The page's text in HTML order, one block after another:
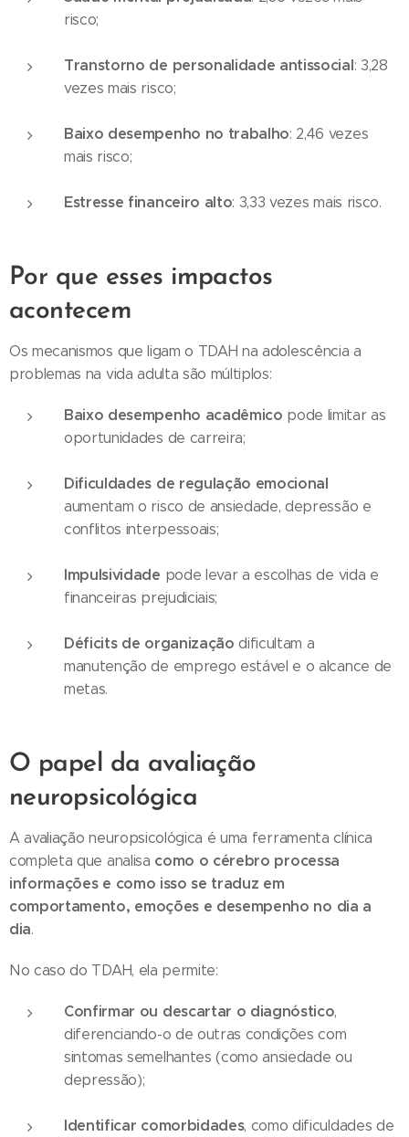
risco;
Transtorno de personalidade antissocial: 3,28
vezes mais risco;
Baixo desempenho no trabalho: 2,46 vezes
mais risco;
Estresse financeiro alto: 3,33 vezes mais risco.
Por que esses impactos
acontecem
Os mecanismos que ligam o TDAH na adolescência a
problemas na vida adulta são múltiplos:
Baixo desempenho acadêmico pode limitar as
oportunidades de carreira;
Dificuldades de regulação emocional
aumentam o risco de ansiedade, depressão e
conflitos interpessoais;
Impulsividade pode levar a escolhas de vida e
financeiras prejudiciais;
Déficits de organização dificultam a
manutenção de emprego estável e o alcance de
metas.
O papel da avaliação
neuropsicológica
A avaliação neuropsicológica é uma ferramenta clínica
completa que analisa como o cérebro processa
informações e como isso se traduz em
comportamento, emoções e desempenho no dia a
dia.
No caso do TDAH, ela permite:
Confirmar ou descartar o diagnóstico,
diferenciando-o de outras condições com
sintomas semelhantes (como ansiedade ou
depressão);
Identificar comorbidades, como dificuldades de